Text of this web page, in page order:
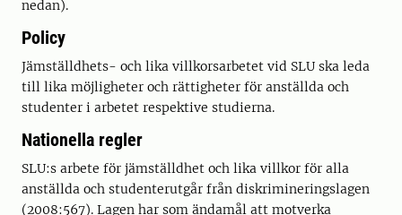
nedan).
Policy
Jämställdhets- och lika villkorsarbetet vid SLU ska leda
till lika möjligheter och rättigheter för anställda och
studenter i arbetet respektive studierna.
Nationella regler
SLU:s arbete för jämställdhet och lika villkor för alla
anställda och studenterutgår från diskriminerings­lagen
(2008:567). Lagen har som ändamål att motverka